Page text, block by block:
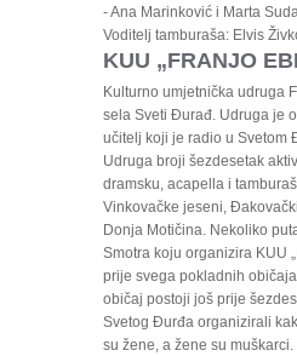
- Ana Marinković i Marta
Voditelj tamburaša: Elvis
KUU „FRANJO
Kulturno umjetnička udruga
sela Sveti Đurađ. Udruga je
učitelj koji je radio u Svetom
Udruga broji šezdesetak
dramsku, acapella i
Vinkovačke jeseni,
Donja Motičina. Nekoliko
Smotra koju organizira KUU
prije svega pokladnih
običaj postoji još prije
Svetog Đurđa organizirali
su žene, a žene su